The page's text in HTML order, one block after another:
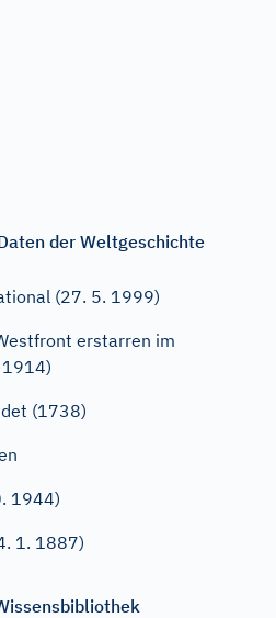
der Weltgeschichte
(27. 5. 1999)
erstarren im
1914)
(1738)
1944)
1. 1887)